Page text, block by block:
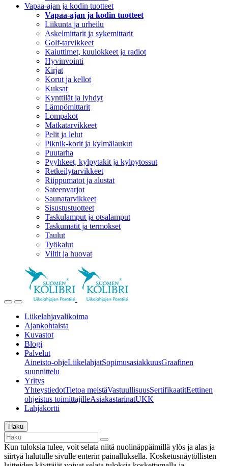
Vapaa-ajan ja kodin tuotteet
Vapaa-ajan ja kodin tuotteet
Liikunta ja urheilu
Askelmittarit ja sykemittarit
Golf-tarvikkeet
Kaiuttimet, kuulokkeet ja radiot
Hyvinvointi
Kirjat
Korut ja kellot
Kuksat
Kynttilät ja lyhdyt
Lämpömittarit
Lompakot
Matkatarvikkeet
Pelit ja lelut
Piknik-korit ja kylmälaukut
Puutarha
Pyyhkeet, kylpytakit ja kylpytossut
Retkeilytarvikkeet
Riippumatot ja alustat
Sateenvarjot
Saunatarvikkeet
Sisustustuotteet
Taskulamput ja otsalamput
Taskumatit ja termokset
Taulut
Työkalut
Viltit ja huovat
Liikelahjavalikoima
Ajankohtaista
Kuvastot
Blogi
Palvelut
Aineisto-ohjeLiikelahjatSopimusasiakkuusGraafinen
suunnittelu
Yritys
YhteystiedotTietoa meistäVastuullisuusSertifikaatitEettinen
ohjeistus toimittajilleAsiakastarinatUKK
Lahjakortti
Haku
Kun tuloksia tulee, voit selata niitä nuolinäppäimillä ylös ja alas ja
siirtyä halutulle sivulle enterin painalluksella. Kosketusnäytöllisten